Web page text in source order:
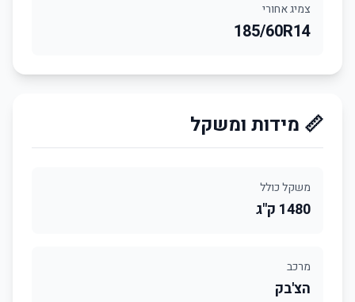
צמיג אחורי
185/60R14
📏 מידות ומשקל
משקל כולל
1480 ק"ג
מרכב
הצ'בק